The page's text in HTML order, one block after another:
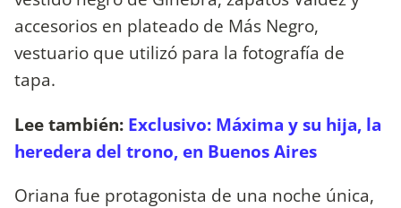
accesorios en plateado de Más Negro,
vestuario que utilizó para la fotografía de
tapa.
Lee también: Exclusivo: Máxima y su hija, la
heredera del trono, en Buenos Aires
Oriana fue protagonista de una noche única,